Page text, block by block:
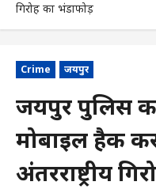
गिरोह का भंडाफोड़
Crime जयपुर
जयपुर पुलिस
मोबाइल हैक
अंतरराष्ट्रीय